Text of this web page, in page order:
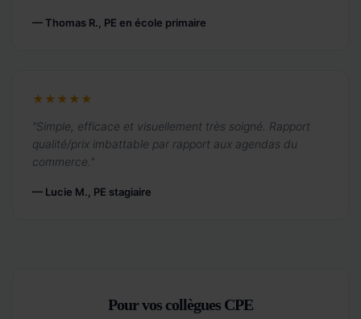
— Thomas R., PE en école primaire
★★★★★
"Simple, efficace et visuellement très soigné. Rapport
qualité/prix imbattable par rapport aux agendas du
commerce."
— Lucie M., PE stagiaire
Pour vos collègues CPE